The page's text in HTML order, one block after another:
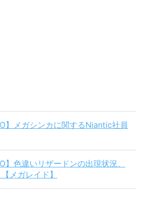
】メガシンカに関するNiantic社員
】色違いリザードンの出現状況、
メガレイド】